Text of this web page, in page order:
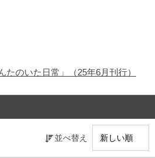
たのいた日常」（25年6月刊行）
並べ替え